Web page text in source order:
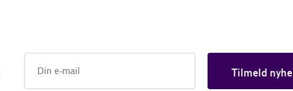
Tilmeld